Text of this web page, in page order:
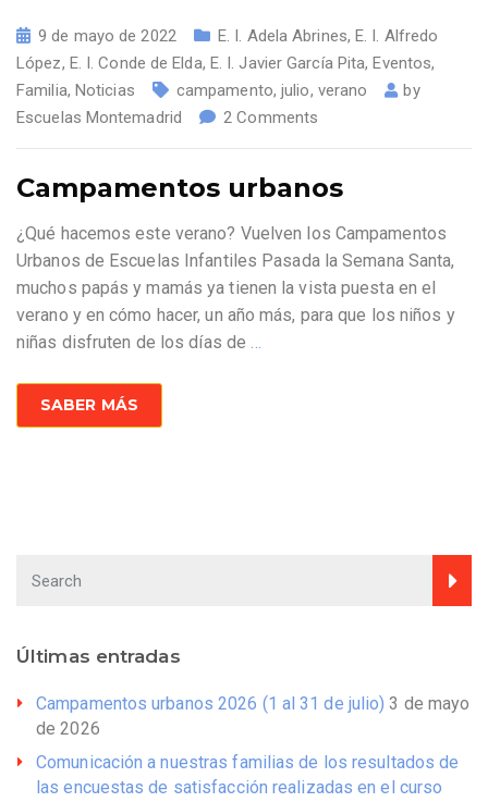
9 de mayo de 2022 E. I. Adela Abrines,E. I. Alfredo
López, E. I. Conde de Elda, E. I. Javier García Pita,Eventos,
Familia, Noticias campamento,julio, verano
by
Escuelas Montemadrid
2 Comments
Campamentos urbanos
¿Qué hacemos este verano? Vuelven los Campamentos
Urbanos de Escuelas Infantiles Pasada la Semana Santa,
muchos papás y mamás ya tienen la vista puesta en el
verano y en cómo hacer, un año más, para que los niños y
niñas disfruten de los días de…
SABER MÁS
Últimas entradas
Campamentos urbanos 2026 (1 al 31 de julio) 3 de mayo
de 2026
Comunicación a nuestras familias de los resultados de
las encuestas de satisfacción realizadas en el curso